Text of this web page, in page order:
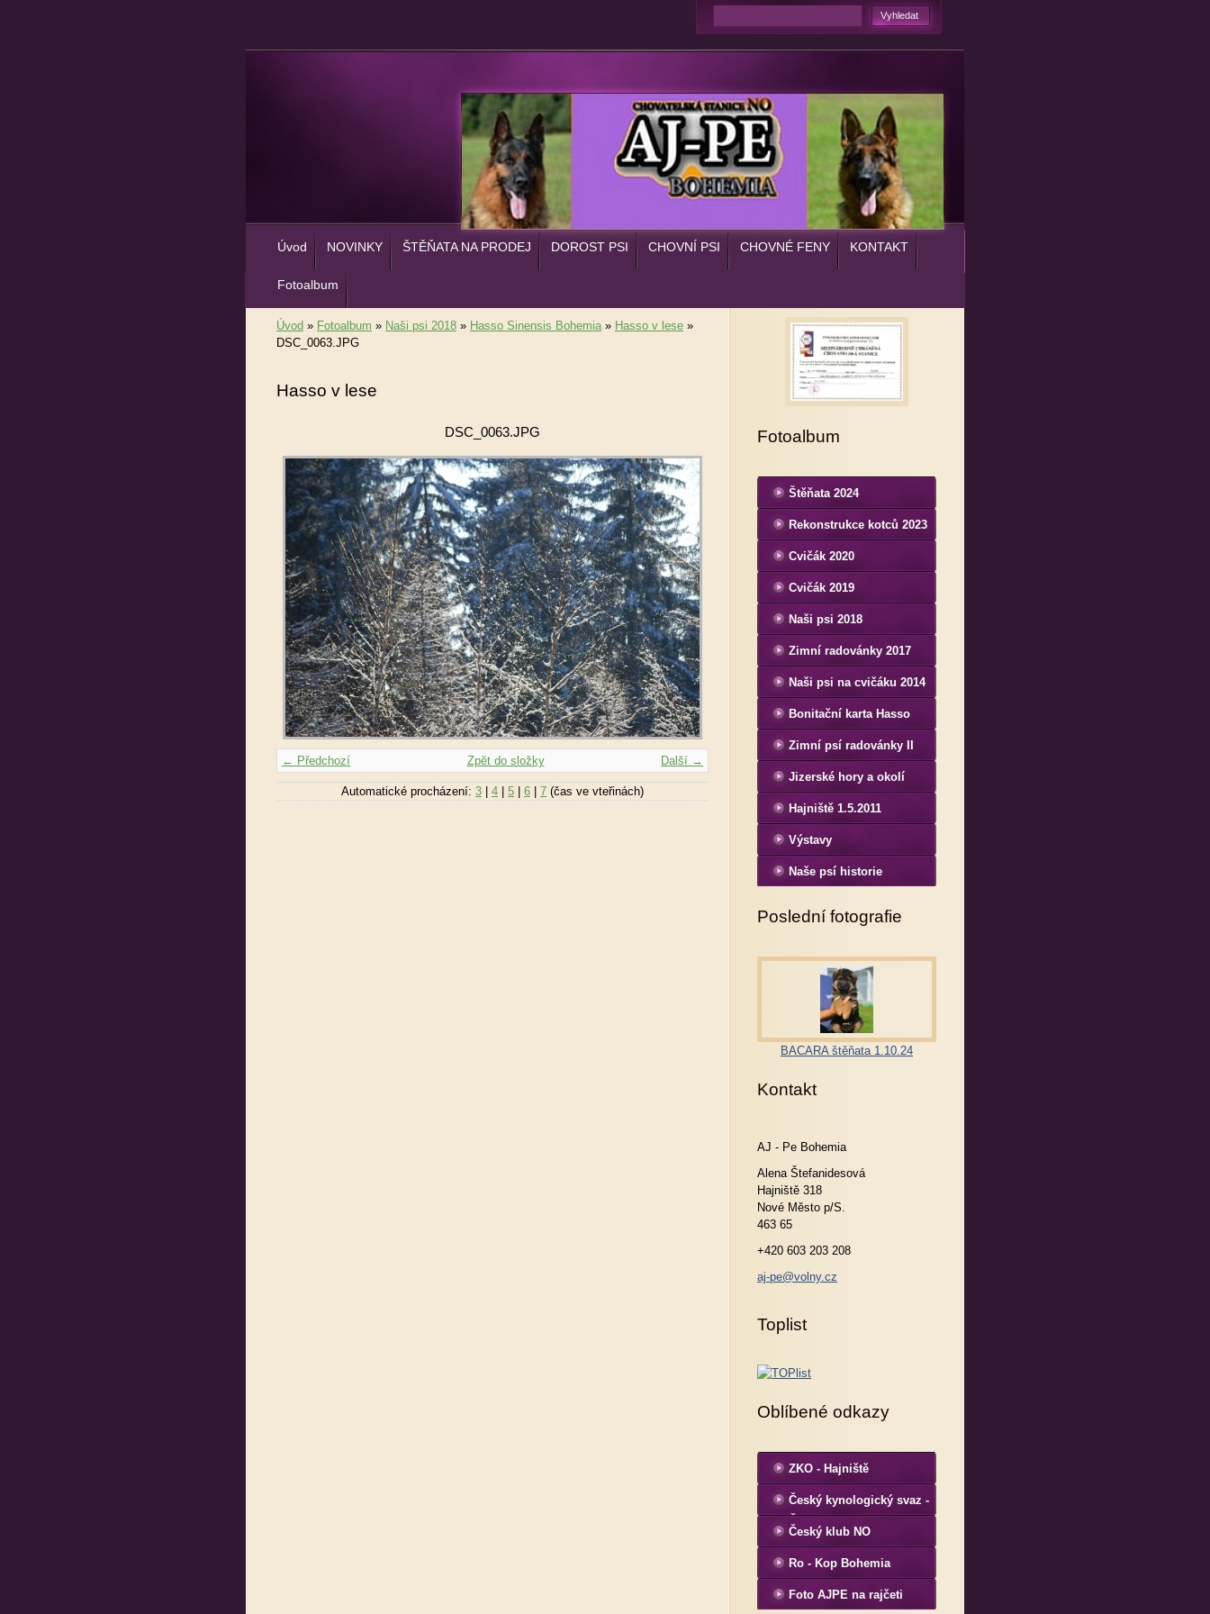
Úvod NOVINKY ŠTĚŇATA NA PRODEJ DOROST PSI CHOVNÍ PSI CHOVNÉ FENY KONTAKT
Fotoalbum
Úvod » Fotoalbum » Naši psi 2018 » Hasso Sinensis Bohemia» Hasso v lese »
DSC_0063.JPG
Hasso v lese
DSC_0063.JPG
← Předchozí Další →
Zpět do složky
Automatické procházení: 3 4 5 6 7 (čas ve vteřinách)
Fotoalbum
Štěňata 2024
Rekonstrukce kotců 2023
Cvičák 2020
Cvičák 2019
Naši psi 2018
Zimní radovánky 2017
Naši psi na cvičáku 2014
Bonitační karta Hasso
Sinenesis Bohemia
Zimní psí radovánky II
Jizerské hory a okolí
Hajniště 1.5.2011
Výstavy
Naše psí historie
Poslední fotografie
BACARA štěňata 1.10.24
Kontakt
AJ - Pe Bohemia
Alena Štefanidesová
Hajniště 318
Nové Město p/S.
463 65
+420 603 203 208
aj-pe@volny.cz
Toplist
Oblíbené odkazy
ZKO - Hajniště
Český kynologický svaz -
ČKS
Český klub NO
Ro - Kop Bohemia
Foto AJPE na rajčeti